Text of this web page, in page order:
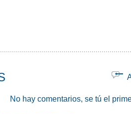
No hay comentarios, se tú el